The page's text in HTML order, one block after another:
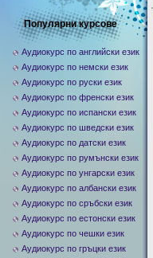
Популярни курсове
Аудиокурс по английски език
Аудиокурс по немски език
Аудиокурс по руски език
Аудиокурс по френски език
Аудиокурс по испански език
Аудиокурс по шведски език
Аудиокурс по датски език
Аудиокурс по румънски език
Аудиокурс по унгарски език
Аудиокурс по албански език
Аудиокурс по сръбски език
Аудиокурс по естонски език
Аудиокурс по чешки език
Аудиокурс по гръцки език